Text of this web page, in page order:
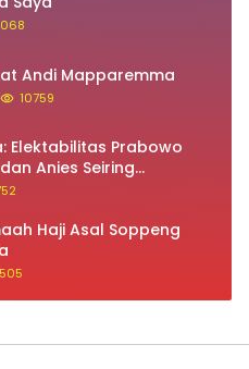
Andi Mapparemma
10759
Elektabilitas Prabowo
Anies Seiring
Jokowi Naik
Haji Asal Soppeng